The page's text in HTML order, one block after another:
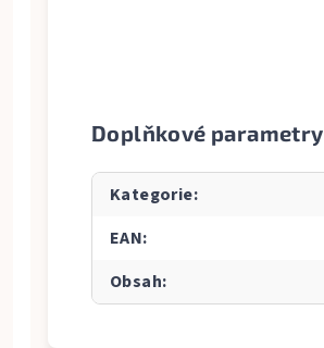
Doplňkové parametry
Kategorie:
EAN:
Obsah: